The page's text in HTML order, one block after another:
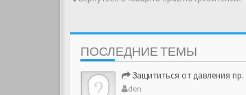
ПОСЛЕДНИЕ ТЕМЫ
Защититься от давления проверяющих структур
den